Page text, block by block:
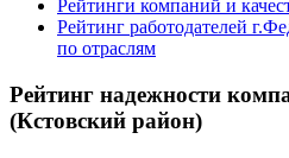
Рейтинги компаний и
Рейтинг работодателей
по отраслям
Рейтинг надежности
(Кстовский район)